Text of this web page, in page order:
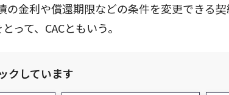
金利や償還期限などの条件を変更できる
って、CACともいう。
クしています